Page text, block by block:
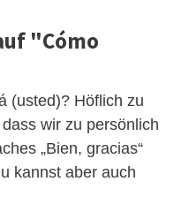
"Cómo
(usted)? Höflich zu
wir zu persönlich
„Bien, gracias“
kannst aber auch